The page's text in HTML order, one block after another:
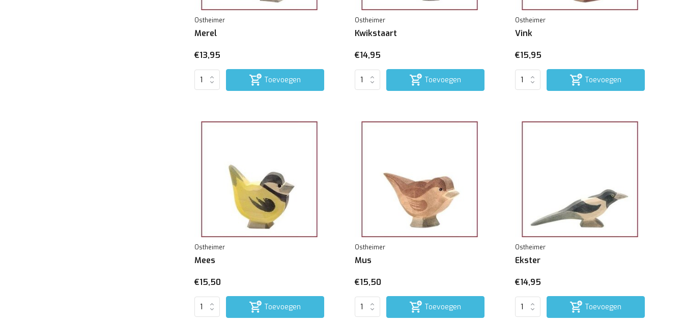
Ostheimer
Merel
€13,95
Toevoegen
Ostheimer
Kwikstaart
€14,95
Toevoegen
Ostheimer
Vink
€15,95
Toevoegen
Ostheimer
Mees
€15,50
Toevoegen
Ostheimer
Mus
€15,50
Toevoegen
Ostheimer
Ekster
€14,95
Toevoegen